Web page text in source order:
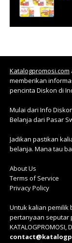
Katalogpromosi.com
memberikan
pencinta Diskon di
Mulai dari Info
Belanja dari Pasar
Jadikan pastikan
belanja. Mana tau
About Us
Terms of Service
Privacy Policy
Untuk kalian pemilik
pertanyaan seputar
KATALOGPROMOSI,